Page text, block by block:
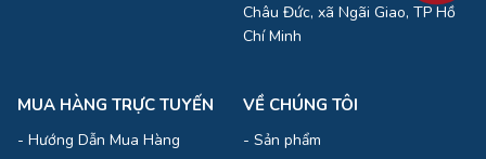
Châu Đức, xã Ngãi Giao, TP Hồ
Chí Minh
MUA HÀNG TRỰC TUYẾN
- Hướng Dẫn Mua Hàng
VỀ CHÚNG TÔI
- Sản phẩm